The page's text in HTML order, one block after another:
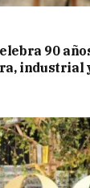
90
industrial